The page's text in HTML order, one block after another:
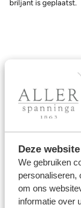
Deze
We gebruiken
personaliseren,
om ons
informatie over
briljant is geplaatst.
Ons aanbod
Trouwringen
Verlovingsringen
Over ons